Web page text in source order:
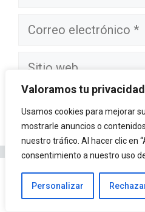
Valoramos tu privacidad
Usamos cookies para mejorar
mostrarle anuncios o
nuestro tráfico. Al hacer clic en
consentimiento a nuestro uso
Personalizar
Correo
Sitio
web
Buscar: